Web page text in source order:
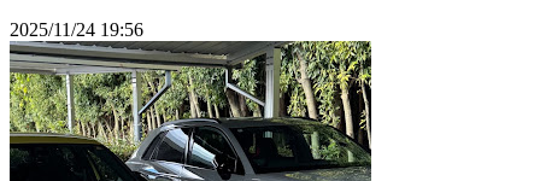
2025/11/24 19:56